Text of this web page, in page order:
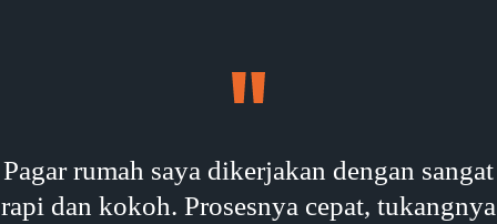
Pagar rumah saya dikerjakan dengan sangat
rapi dan kokoh. Prosesnya cepat, tukangnya